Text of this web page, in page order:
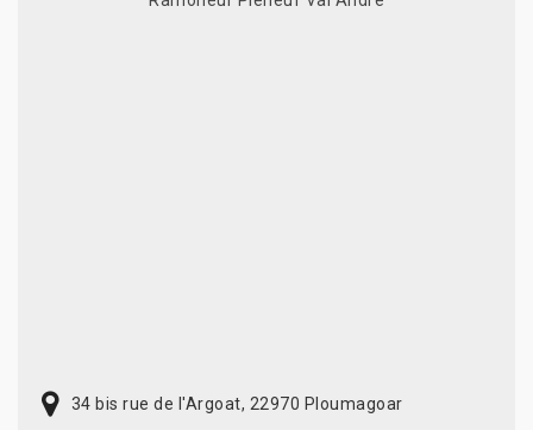
34 bis rue de l'Argoat, 22970 Ploumagoar